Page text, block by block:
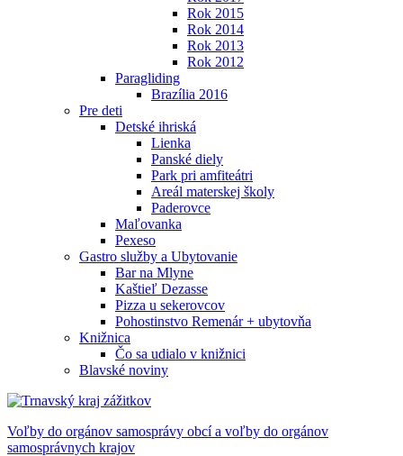
Rok 2015
Rok 2014
Rok 2013
Rok 2012
Paragliding
Brazília 2016
Pre deti
Detské ihriská
Lienka
Panské diely
Park pri amfiteátri
Areál materskej školy
Paderovce
Maľovanka
Pexeso
Gastro služby a Ubytovanie
Bar na Mlyne
Kaštieľ Dezasse
Pizza u sekerovcov
Pohostinstvo Remenár + ubytovňa
Knižnica
Čo sa udialo v knižnici
Blavské noviny
Voľby do orgánov samosprávy obcí a voľby do orgánov
samosprávnych krajov